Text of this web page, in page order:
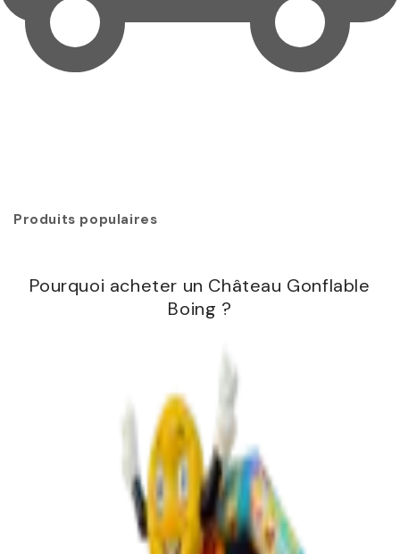
Produits populaires
Pourquoi acheter un Château Gonflable
Boing ?